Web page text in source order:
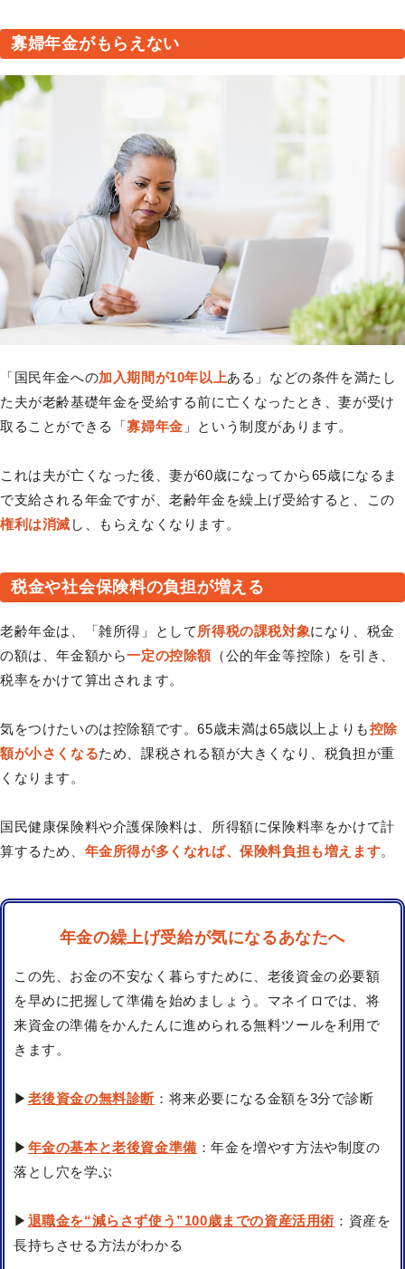
寡婦年金がもらえない
「国民年金への加入期間が10年以上ある」などの条件を満たし
た夫が老齢基礎年金を受給する前に亡くなったとき、妻が受け
取ることができる「寡婦年金 」という制度があります。
これは夫が亡くなった後、妻が60歳になってから65歳になるま
で支給される年金ですが、老齢年金を繰上げ受給すると、この
権利は消滅 し、もらえなくなります。
税金や社会保険料の負担が増える
老齢年金は、「雑所得」として所得税の課税対象になり、税金
の額は、年金額から一定の控除額 （公的年金等控除）を引き、
税率をかけて算出されます。
気をつけたいのは控除額です。65歳未満は65歳以上よりも控除
額が小さくなるため、課税される額が大きくなり、税負担が重
くなります。
国民健康保険料や介護保険料は、所得額に保険料率をかけて計
算するため、 年金所得が多くなれば、保険料負担も増えます。
年金の繰上げ受給が気になるあなたへ
この先、お金の不安なく暮らすために、老後資金の必要額
を早めに把握して準備を始めましょう。マネイロでは、将
来資金の準備をかんたんに進められる無料ツールを利用で
きます。
▶ 老後資金の無料診断 ：将来必要になる金額を3分で診断
▶ 年金の基本と老後資金準備 ：年金を増やす方法や制度の
落とし穴を学ぶ
▶ 退職金を“減らさず使う”100歳までの資産活用術 ：資産を
長持ちさせる方法がわかる